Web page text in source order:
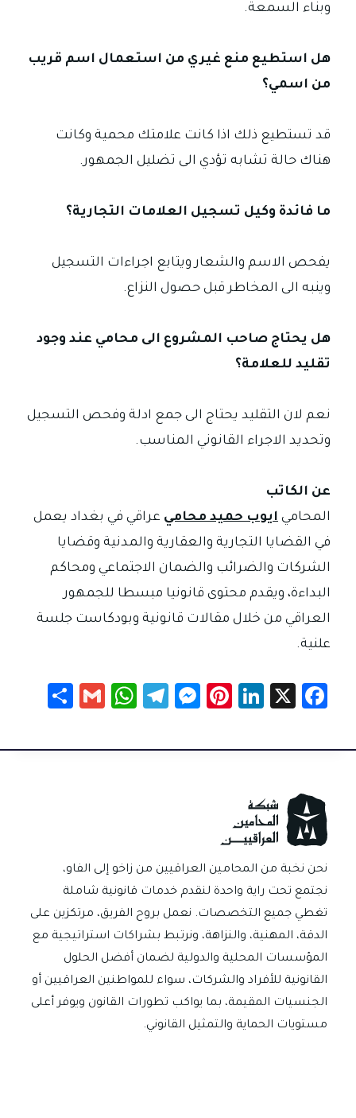
وبناء السمعة.
هل استطيع منع غيري من استعمال اسم قريب
من اسمي؟
قد تستطيع ذلك اذا كانت علامتك محمية وكانت
هناك حالة تشابه تؤدي الى تضليل الجمهور.
ما فائدة وكيل تسجيل العلامات التجارية؟
يفحص الاسم والشعار ويتابع اجراءات التسجيل
وينبه الى المخاطر قبل حصول النزاع.
هل يحتاج صاحب المشروع الى محامي عند وجود
تقليد للعلامة؟
نعم لان التقليد يحتاج الى جمع ادلة وفحص التسجيل
وتحديد الاجراء القانوني المناسب.
عن الكاتب
المحامي ايوب حميد محامي عراقي في بغداد يعمل
في القضايا التجارية والعقارية والمدنية وقضايا
الشركات والضرائب والضمان الاجتماعي ومحاكم
البداءة، ويقدم محتوى قانونيا مبسطا للجمهور
العراقي من خلال مقالات قانونية وبودكاست جلسة
علنية.
Fa
e
o
ok
X
Li
e
Pi
er
M
se
Te
gr
W
at
G
ail
ar
نحن نخبة من المحامين العراقيين من زاخو إلى الفاو،
نجتمع تحت راية واحدة لنقدم خدمات قانونية شاملة
تغطي جميع التخصصات. نعمل بروح الفريق، مرتكزين على
الدقة، المهنية، والنزاهة، ونرتبط بشراكات استراتيجية مع
المؤسسات المحلية والدولية لضمان أفضل الحلول
القانونية للأفراد والشركات، سواء للمواطنين العراقيين أو
الجنسيات المقيمة، بما يواكب تطورات القانون ويوفر أعلى
مستويات الحماية والتمثيل القانوني.